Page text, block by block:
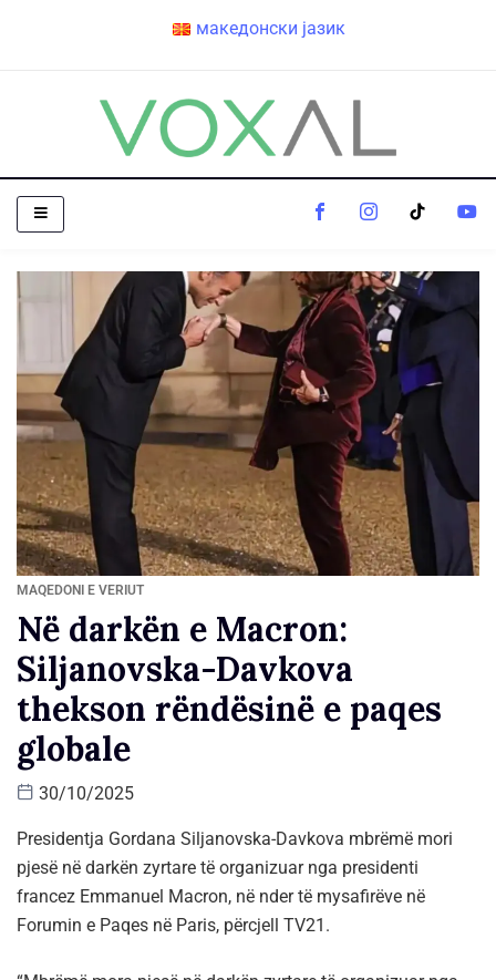
македонски јазик
MAQEDONI E VERIUT
Në darkën e Macron:
Siljanovska-Davkova
thekson rëndësinë e paqes
globale
30/10/2025
Presidentja Gordana Siljanovska-Davkova mbrëmë mori
pjesë në darkën zyrtare të organizuar nga presidenti
francez Emmanuel Macron, në nder të mysafirëve në
Forumin e Paqes në Paris, përcjell TV21.